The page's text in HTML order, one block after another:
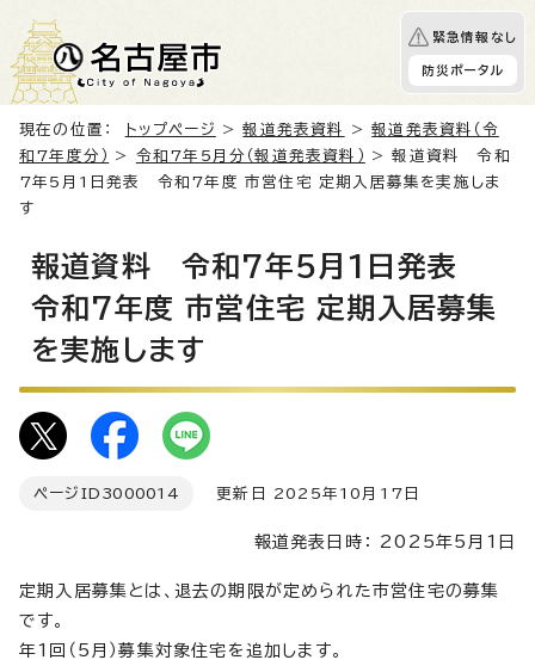
緊急情報なし
防災ポータル
現在の位置： トップページ >報道発表資料 >報道発表資料（令
和7年度分）
> 令和7年5月分（報道発表資料）
> 報道資料 令和
7年5月1日発表 令和7年度 市営住宅 定期入居募集を実施しま
す
報道資料 令和7年5月1日発表
令和7年度 市営住宅 定期入居募集
を実施します
ページID 3000014 更新日 2025年10月17日
報道発表日時： 2025年5月1日
定期入居募集とは、退去の期限が定められた市営住宅の募集
です。
年1回（5月）募集対象住宅を追加します。